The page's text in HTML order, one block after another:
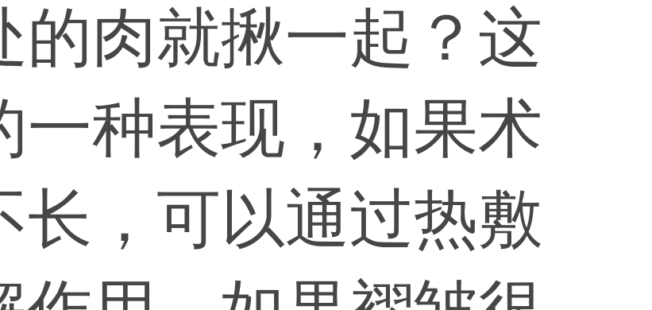
的肉就揪一起？这
一种表现，如果术
长，可以通过热敷